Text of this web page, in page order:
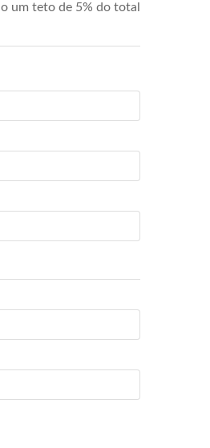
um teto de 5% do total